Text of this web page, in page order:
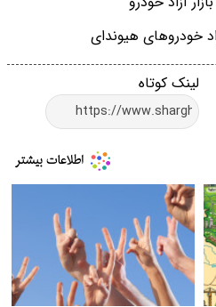
خودروهای هیوندای
لینک کوتاه